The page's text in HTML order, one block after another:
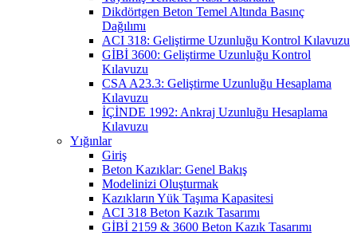
Dikdörtgen Beton Temel Altında Basınç
Dağılımı
ACI 318: Geliştirme Uzunluğu Kontrol Kılavuzu
GİBİ 3600: Geliştirme Uzunluğu Kontrol
Kılavuzu
CSA A23.3: Geliştirme Uzunluğu Hesaplama
Kılavuzu
İÇİNDE 1992: Ankraj Uzunluğu Hesaplama
Kılavuzu
Yığınlar
Giriş
Beton Kazıklar: Genel Bakış
Modelinizi Oluşturmak
Kazıkların Yük Taşıma Kapasitesi
ACI 318 Beton Kazık Tasarımı
GİBİ 2159 & 3600 Beton Kazık Tasarımı